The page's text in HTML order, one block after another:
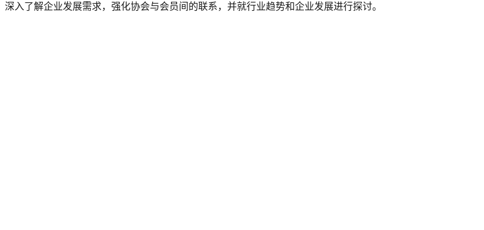
深入了解企业发展需求，强化协会与会员间的联系，并就行业趋势和企业发展进行探讨。